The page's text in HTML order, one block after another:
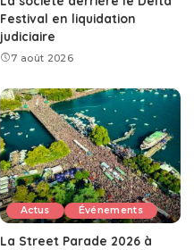
Festival en liquidation
judiciaire
7 août 2026
Actus Événements
La Street Parade 2026 à